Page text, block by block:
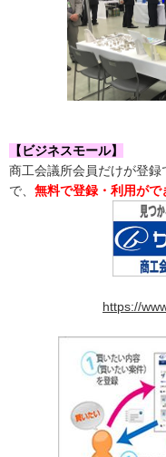
【ビジネスモール】
商工会議所会員だけが登
で、 無料で登録・利用がで
https://